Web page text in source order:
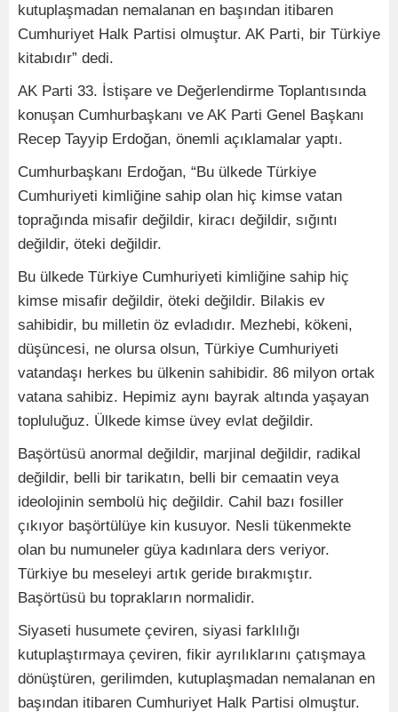
kutuplaşmadan nemalanan en başından itibaren
Cumhuriyet Halk Partisi olmuştur. AK Parti, bir Türkiye
kitabıdır” dedi.
AK Parti 33. İstişare ve Değerlendirme Toplantısında
konuşan Cumhurbaşkanı ve AK Parti Genel Başkanı
Recep Tayyip Erdoğan, önemli açıklamalar yaptı.
Cumhurbaşkanı Erdoğan, “Bu ülkede Türkiye
Cumhuriyeti kimliğine sahip olan hiç kimse vatan
toprağında misafir değildir, kiracı değildir, sığıntı
değildir, öteki değildir.
Bu ülkede Türkiye Cumhuriyeti kimliğine sahip hiç
kimse misafir değildir, öteki değildir. Bilakis ev
sahibidir, bu milletin öz evladıdır. Mezhebi, kökeni,
düşüncesi, ne olursa olsun, Türkiye Cumhuriyeti
vatandaşı herkes bu ülkenin sahibidir. 86 milyon ortak
vatana sahibiz. Hepimiz aynı bayrak altında yaşayan
topluluğuz. Ülkede kimse üvey evlat değildir.
Başörtüsü anormal değildir, marjinal değildir, radikal
değildir, belli bir tarikatın, belli bir cemaatin veya
ideolojinin sembolü hiç değildir. Cahil bazı fosiller
çıkıyor başörtülüye kin kusuyor. Nesli tükenmekte
olan bu numuneler güya kadınlara ders veriyor.
Türkiye bu meseleyi artık geride bırakmıştır.
Başörtüsü bu toprakların normalidir.
Siyaseti husumete çeviren, siyasi farklılığı
kutuplaştırmaya çeviren, fikir ayrılıklarını çatışmaya
dönüştüren, gerilimden, kutuplaşmadan nemalanan en
başından itibaren Cumhuriyet Halk Partisi olmuştur.